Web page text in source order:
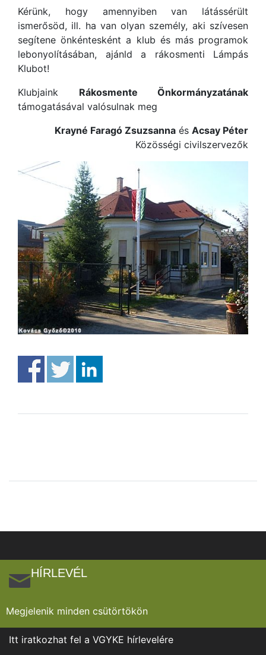
Kérünk, hogy amennyiben van látássérült
ismerősöd, ill. ha van olyan személy, aki szívesen
segítene önkéntesként a klub és más programok
lebonyolításában, ajánld a rákosmenti Lámpás
Klubot!
Klubjaink Rákosmente Önkormányzatának
támogatásával valósulnak meg
Krayné Faragó Zsuzsanna és Acsay Péter
Közösségi civilszervezők
HÍRLEVÉL
Megjelenik minden csütörtökön
Itt iratkozhat fel a VGYKE hírlevelére